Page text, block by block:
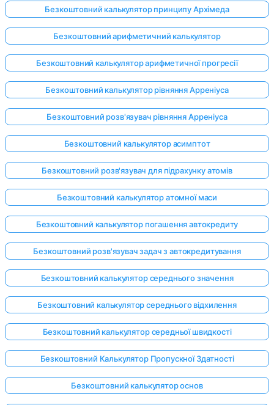
немає
своє
перше
Безкоштовний калькулятор принципу Архімеда
Безкоштовний арифметичний калькулятор
Безкоштовний калькулятор арифметичної прогресії
Безкоштовний калькулятор рівняння Арреніуса
Безкоштовний розв'язувач рівняння Арреніуса
Безкоштовний калькулятор асимптот
Безкоштовний розв'язувач для підрахунку атомів
Безкоштовний калькулятор атомної маси
Безкоштовний калькулятор погашення автокредиту
Безкоштовний розв'язувач задач з автокредитування
Безкоштовний калькулятор середнього значення
Безкоштовний калькулятор середнього відхилення
Безкоштовний калькулятор середньої швидкості
Безкоштовний Калькулятор Пропускної Здатності
Безкоштовний калькулятор основ